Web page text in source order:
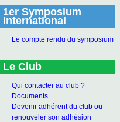
1er Symposium
International
Le compte rendu du symposium
Le Club
Qui contacter au club ?
Documents
Devenir adhérent du club ou
renouveler son adhésion